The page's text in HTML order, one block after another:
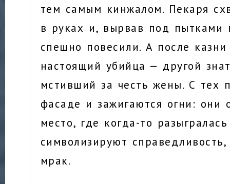
тем самым кинжалом. Пекаря
в руках и, вырвав под пытками
спешно повесили. А после
настоящий убийца — другой
мстивший за честь жены. С тех
фасаде и зажигаются огни: они
место, где когда-то
символизируют
мрак.